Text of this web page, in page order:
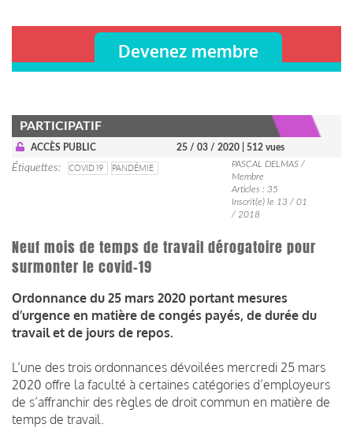
Devenez membre
PARTICIPATIF
ACCÈS PUBLIC 25 / 03 / 2020 | 512 vues
Étiquettes COVID 19 PANDÉMIE
PASCAL DELMAS /
Membre
Articles : 35
Inscrit(e) le 13 / 01
/ 2018
Neuf mois de temps de travail dérogatoire pour
surmonter le covid-19
Ordonnance du 25 mars 2020 portant mesures
d’urgence en matière de congés payés, de durée du
travail et de jours de repos.
L’une des trois ordonnances dévoilées mercredi 25 mars
2020 offre la faculté à certaines catégories d’employeurs
de s’affranchir des règles de droit commun en matière de
temps de travail.